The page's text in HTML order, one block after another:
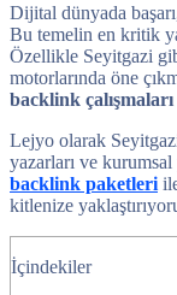
Dijital dünyada
Bu temelin en kritik
Özellikle Seyitgazi
motorlarında öne
backlink çalışmaları
Lejyo olarak
yazarları ve
backlink paketleri
kitlenize
İçindekiler